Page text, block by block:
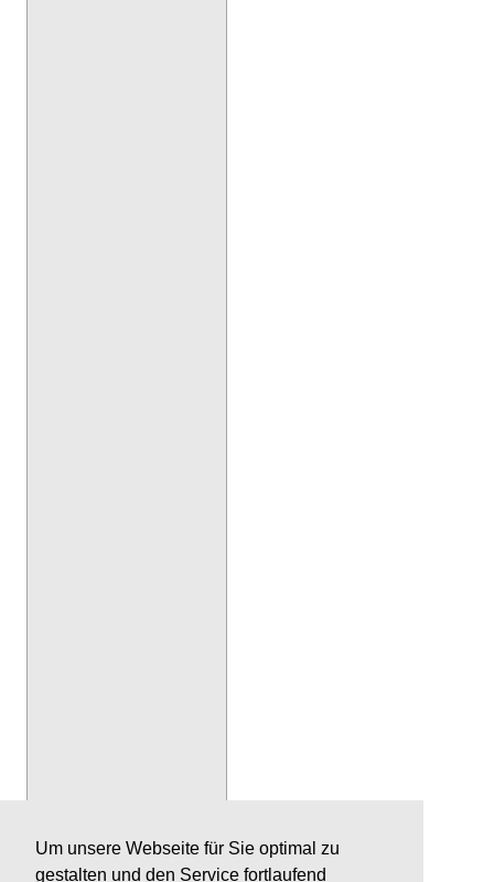
Um unsere Webseite für Sie optimal zu
gestalten und den Service fortlaufend